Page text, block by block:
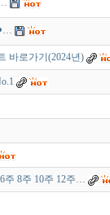
바로가기(2024년)
주 8주 10주 12주…